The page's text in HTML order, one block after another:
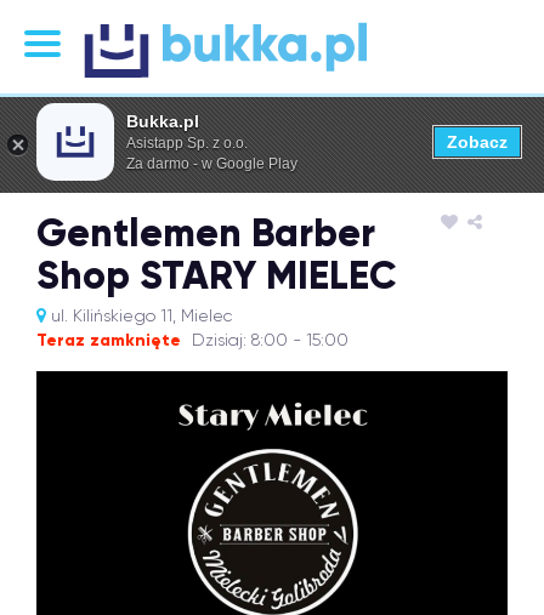
Gentlemen Barber
Shop STARY MIELEC
ul. Kilińskiego 11, Mielec
Teraz zamknięte Dzisiaj: 8:00 - 15:00
Bukka.pl
Asistapp Sp. z o.o.
Za darmo - w Google Play
Zobacz